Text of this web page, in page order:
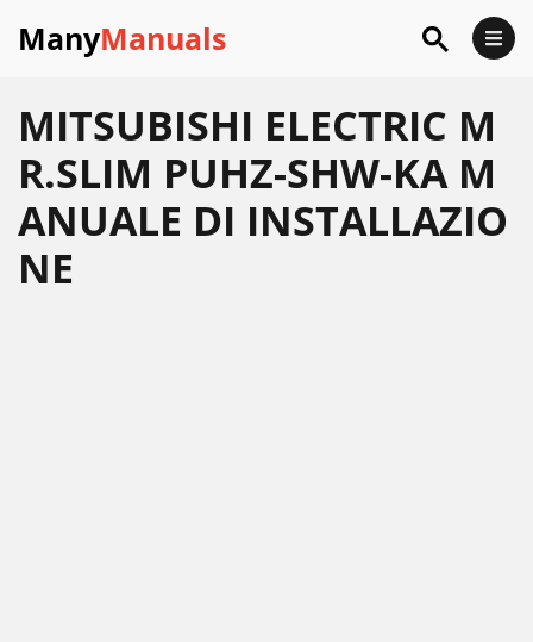
ManyManuals
MITSUBISHI ELECTRIC M
R.SLIM PUHZ-SHW-KA M
ANUALE DI INSTALLAZIO
NE